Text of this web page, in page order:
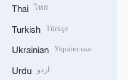
Thai ไทย
Turkish Türkçe
Ukrainian Українська
Urdu اردو